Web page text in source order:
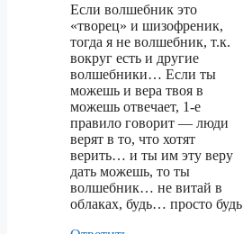
Если волшебник это
«творец» и шизофреник,
тогда я не волшебник, т.к.
вокруг есть и другие
волшебники… Если ты
можешь и вера твоя в
можешь отвечает, 1-е
правило говорит — люди
верят в то, что хотят
верить… и ты им эту веру
дать можешь, то ты
волшебник… не витай в
облаках, будь… просто будь